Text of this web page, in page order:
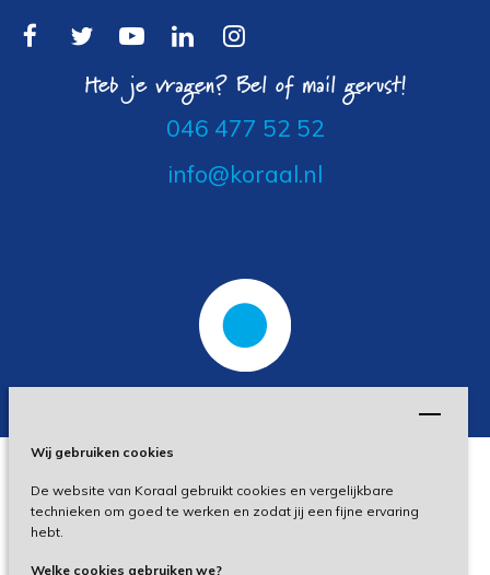
Wij gebruiken cookies
De website van Koraal gebruikt cookies en vergelijkbare
technieken om goed te werken en zodat jij een fijne ervaring
hebt.
Welke cookies gebruiken we?
Heb je vragen? Bel of mail gerust!
046 477 52 52
info@koraal.nl
Privacy